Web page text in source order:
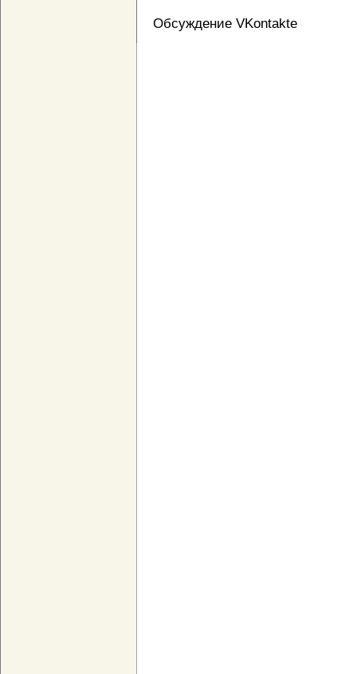
Обсуждение VKontakte